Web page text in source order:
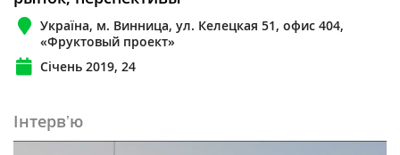
Україна, м. Винница, ул. Келецкая 51, офис 404,
«Фруктовый проект»
Січень 2019, 24
Інтервʼю